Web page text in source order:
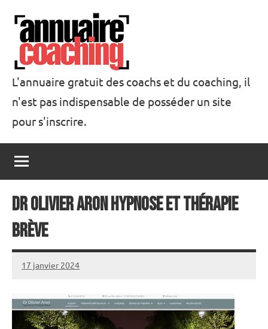
contenu
Annuaire
Coaching
L'annuaire gratuit des coachs et du coaching, il
n'est pas indispensable de posséder un site
pour s'inscrire.
Dr Olivier ARON Hypnose et Thérapie
brève
17 janvier 2024
annuairecoaching